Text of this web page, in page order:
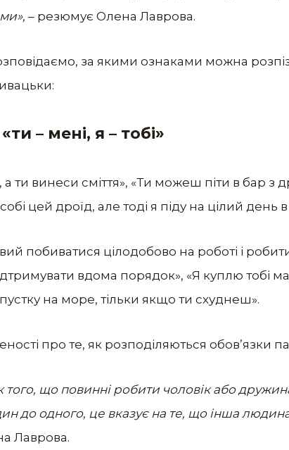
– резюмує Олена Лаврова.
за якими ознаками можна
– мені, я – тобі»
ти винеси сміття», «Ти можеш піти в бар з
цей дроїд, але тоді я піду на цілий день в
побиватися цілодобово на роботі і
вдома порядок», «Я куплю
на море, тільки якщо ти схуднеш».
про те, як розподіляються обов’язки
що повинні робити чоловік або
до одного, це вказує на те, що інша
Лаврова.